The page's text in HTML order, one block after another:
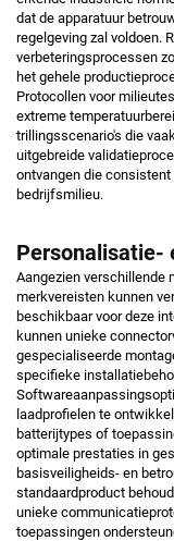
dat de apparatuur
regelgeving zal voldoen.
verbeteringsprocessen
het gehele
Protocollen voor
extreme
trillingsscenario's die
uitgebreide
ontvangen die
bedrijfsmilieu.
Personalisatie-
Aangezien
merkvereisten kunnen
beschikbaar voor deze
kunnen unieke
gespecialiseerde
specifieke
laadprofielen te
batterijtypes of
optimale prestaties in
basisveiligheids- en
standaardproduct
unieke
toepassingen